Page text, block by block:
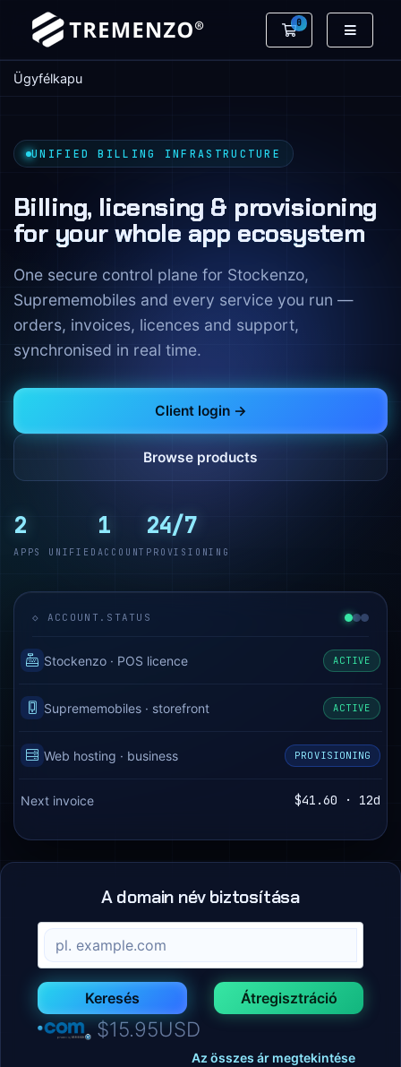
0
Bevásárlókosár
Ügyfélkapu
UNIFIED BILLING INFRASTRUCTURE
Billing, licensing & provisioning
for your whole app ecosystem
One secure control plane for Stockenzo,
Suprememobiles and every service you run —
orders, invoices, licences and support,
synchronised in real time.
Client login →
Browse products
2
APPS UNIFIED
1
ACCOUNT
24/7
PROVISIONING
◇ ACCOUNT.STATUS
Stockenzo · POS licence ACTIVE
Suprememobiles · storefront ACTIVE
Web hosting · business PROVISIONING
Next invoice $41.60 · 12d
A domain név biztosítása
Keresés Átregisztráció
$15.95USD
Az összes ár megtekintése